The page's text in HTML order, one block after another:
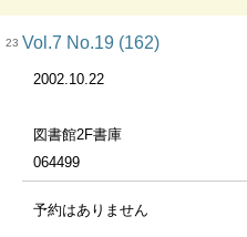
23 Vol.7 No.19 (162)
2002.10.22
図書館2F書庫
064499
予約はありません